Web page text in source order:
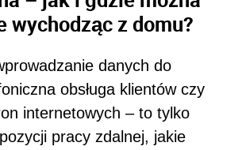
wychodząc z domu?
danych do
obsługa klientów czy
internetowych – to tylko
pracy zdalnej, jakie